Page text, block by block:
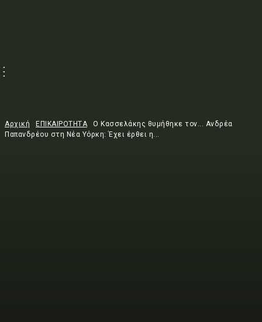
Αρχική ΕΠΙΚΑΙΡΟΤΗΤΑ
Ο Κασσελάκης θυμήθηκε τον... Ανδρέα
Παπανδρέου στη Νέα Υόρκη: Έχει έρθει η...